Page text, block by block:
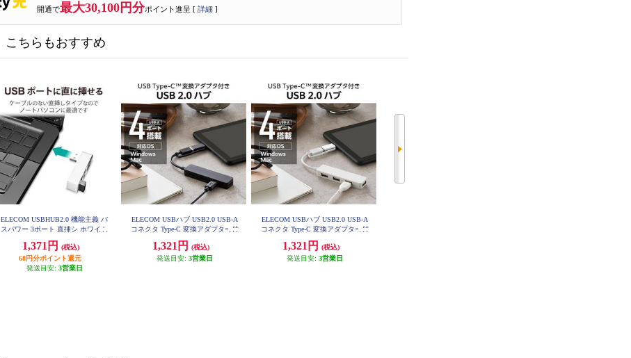
開通で最大30,100円分ポイント進呈 [ 詳細 ]
こちらもおすすめ
ELECOM USBHUB2.0 機能主義 バ
スパワー 3ポート 直挿シ ホワイト
1,371円
(税込)
68円分ポイント還元
発送目安: 3営業日
ELECOM USBハブ USB2.0 USB-A
コネクタ Type-C 変換アダプター付
ィックタイプ ブラック U2H-CA40
03BBK
1,321円
(税込)
発送目安: 3営業日
ELECOM USBハブ USB2.0 USB-A
コネクタ Type-C 変換アダプター付
ィックタイプ ホワイト U2H-CA40
03BWH
1,321円
(税込)
発送目安: 3営業日